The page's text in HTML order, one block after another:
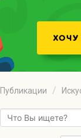
Публикации